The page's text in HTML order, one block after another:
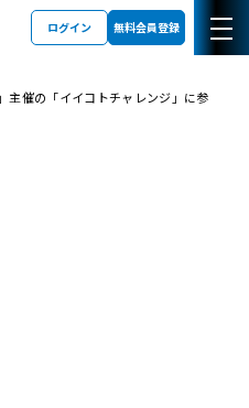
ログイン 無料会員登録
主催の「イイコトチャレンジ」に参